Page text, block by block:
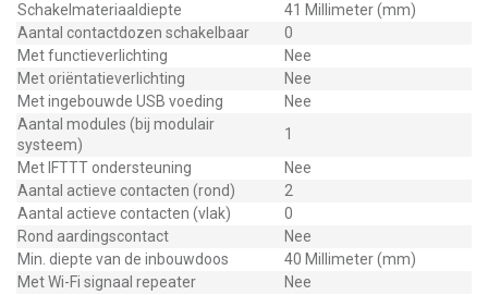
Schakelmateriaaldiepte
41 Millimeter (mm)
Aantal contactdozen schakelbaar
0
Met functieverlichting
Nee
Met oriëntatieverlichting
Nee
Met ingebouwde USB voeding
Nee
Aantal modules (bij modulair
systeem)
1
Met IFTTT ondersteuning
Nee
Aantal actieve contacten (rond)
2
Aantal actieve contacten (vlak)
0
Rond aardingscontact
Nee
Min. diepte van de inbouwdoos
40 Millimeter (mm)
Met Wi-Fi signaal repeater
Nee